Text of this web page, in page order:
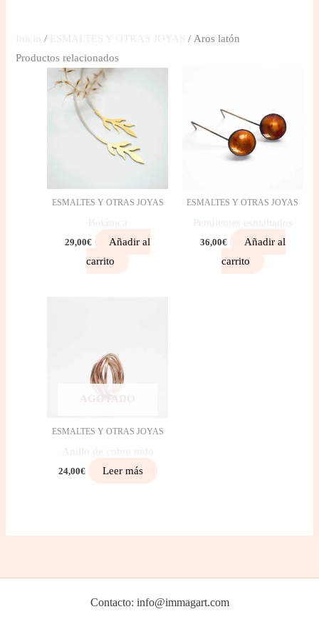
Inicio / ESMALTES Y OTRAS JOYAS / Aros latón
Productos relacionados
ESMALTES Y OTRAS JOYAS
Botánica
29,00€
Añadir al
carrito
ESMALTES Y OTRAS JOYAS
Pendientes esmaltados
36,00€
Añadir al
carrito
AGOTADO
ESMALTES Y OTRAS JOYAS
Anillo de cobre nido
24,00€ Leer más
Contacto: info@immagart.com